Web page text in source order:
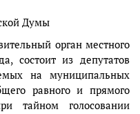
Думы
орган местного
состоит из депутатов
на муниципальных
равного и прямого
тайном голосовании